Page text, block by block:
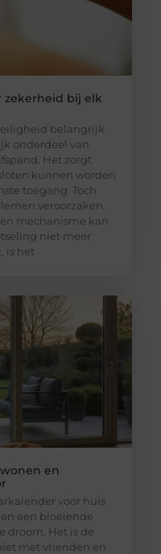
zekerheid bij elk
belangrijk
onderdeel van
Het zorgt
kunnen worden
toegang. Toch
veroorzaken.
mechanisme kan
niet meer
is het
en
voor huis
een bloeiende
droom. Het is de
met vrienden en